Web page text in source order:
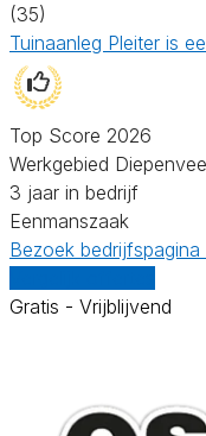
(35)
Tuinaanleg Pleiter is
Top Score 2026
Werkgebied
3 jaar in bedrijf
Eenmanszaak
Bezoek bedrijfspagina
Gratis - Vrijblijvend